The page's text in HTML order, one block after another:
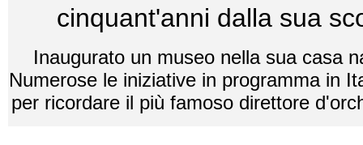
cinquant'anni dalla sua
Inaugurato un museo nella sua casa
Numerose le iniziative in programma in
per ricordare il più famoso direttore